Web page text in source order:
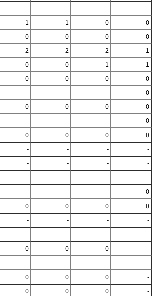
- - -
-
1 1 0 0
0 0 0 0
2 2 2 1
0 0 1
1
0 0 0 0
- - - 0
0 0 0 0
- - -
0
0 0 0
0
- - - -
- - - -
- - -
-
- - -
0
0 0 0 0
- - - -
- - -
-
0 0 0
-
- - - -
0 0 0
-
0 0 0 -